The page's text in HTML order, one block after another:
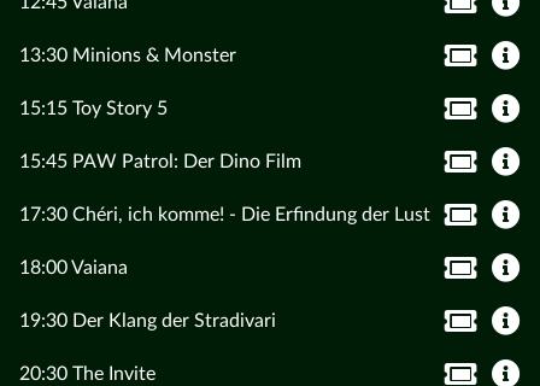
13:30 Minions & Monster
15:15 Toy Story 5
15:45 PAW Patrol: Der Dino Film
17:30 Chéri, ich komme! - Die Erfindung der Lust
18:00 Vaiana
19:30 Der Klang der Stradivari
20:30 The Invite